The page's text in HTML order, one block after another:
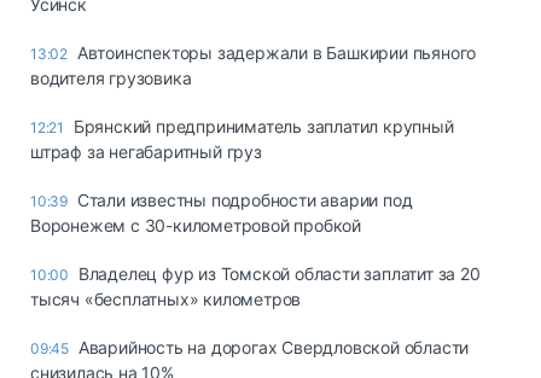
Усинск
13:02 Автоинспекторы задержали в Башкирии пьяного
водителя грузовика
12:21
Брянский предприниматель заплатил крупный
штраф за негабаритный груз
10:39 Стали известны подробности аварии под
Воронежем с 30-километровой пробкой
10:00
Владелец фур из Томской области заплатит за 20
тысяч «бесплатных» километров
09:45 Аварийность на дорогах Свердловской области
снизилась на 10%